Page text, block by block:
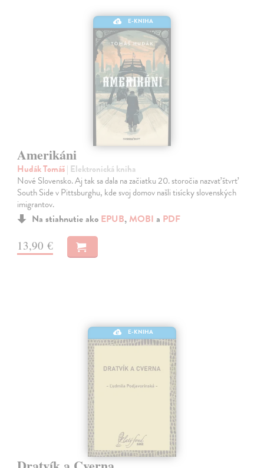
E-KNIHA
Amerikáni
Hudák Tomáš| Elektronická kniha
Nové Slovensko. Aj tak sa dala na začiatku 20. storočia nazvať štvrť
South Side v Pittsburghu, kde svoj domov našli tisícky slovenských
imigrantov.
Na stiahnutie ako EPUB, MOBI a PDF
13,90 €
E-KNIHA